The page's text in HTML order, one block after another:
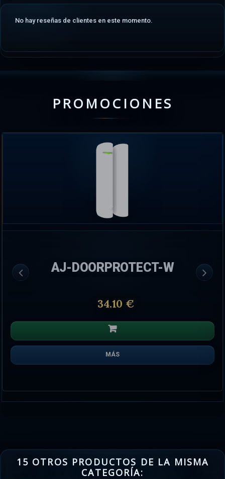
No hay reseñas de clientes en este momento.
PROMOCIONES
AJ-DOORPROTECT-W
34.10 €
MÁS
15 OTROS PRODUCTOS DE LA MISMA
CATEGORÍA: